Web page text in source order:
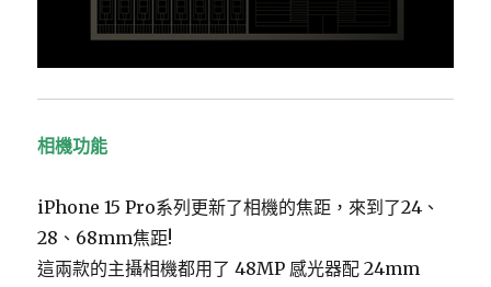
相機功能
iPhone 15 Pro系列更新了相機的焦距，來到了24、
28、68mm焦距!
這兩款的主攝相機都用了 48MP 感光器配 24mm